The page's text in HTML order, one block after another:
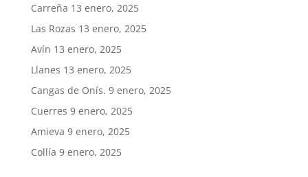
Carreña 13 enero, 2025
Las Rozas 13 enero, 2025
Avín 13 enero, 2025
Llanes 13 enero, 2025
Cangas de Onís. 9 enero, 2025
Cuerres 9 enero, 2025
Amieva 9 enero, 2025
Collía 9 enero, 2025